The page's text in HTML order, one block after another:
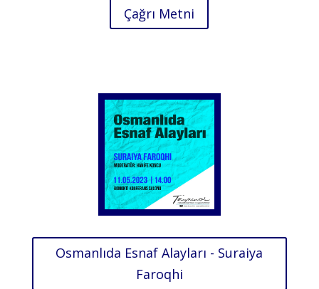
Çağrı Metni
Osmanlıda Esnaf Alayları - Suraiya
Faroqhi